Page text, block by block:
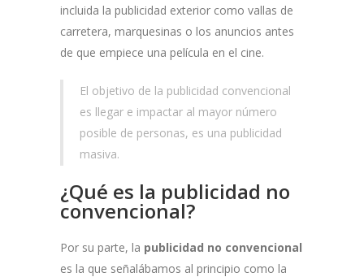
incluida la publicidad exterior como vallas de
carretera, marquesinas o los anuncios antes
de que empiece una película en el cine.
El objetivo de la publicidad convencional
es llegar e impactar al mayor número
posible de personas, es una publicidad
masiva.
¿Qué es la publicidad no
convencional?
Por su parte, la publicidad no convencional
es la que señalábamos al principio como la